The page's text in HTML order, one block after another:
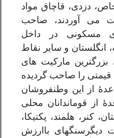
دزدی، قاچاق مواد
می آوردند، صاحب
مسکونی در داخل
انگلستان و سایر نقاط
بزرگترین مارکیت های
را صاحب گردیده
از این وطنفروشان
از قوماندانان محلی
کنر، هلمند، پکتیکا،
دیگرسنگهای باارزش